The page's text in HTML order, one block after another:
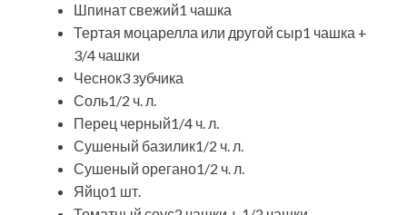
Шпинат свежий1 чашка
Тертая моцарелла или другой сыр1 чашка +
3/4 чашки
Чеснок3 зубчика
Соль1/2 ч. л.
Перец черный1/4 ч. л.
Сушеный базилик1/2 ч. л.
Сушеный орегано1/2 ч. л.
Яйцо1 шт.